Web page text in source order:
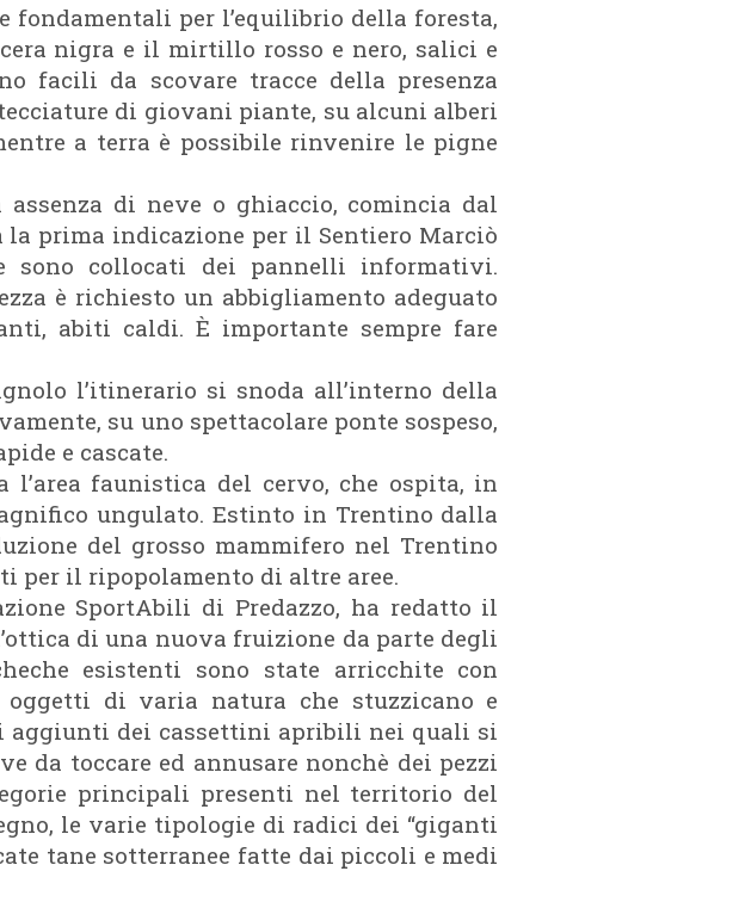
fondamentali per l’equilibrio della foresta,
nigra e il mirtillo rosso e nero, salici e
facili da scovare tracce della presenza
di giovani piante, su alcuni alberi
a terra è possibile rinvenire le pigne
di neve o ghiaccio, comincia dal
prima indicazione per il Sentiero Marciò
collocati dei pannelli informativi.
è richiesto un abbigliamento adeguato
abiti caldi. È importante sempre fare
l’itinerario si snoda all’interno della
su uno spettacolare ponte sospeso,
e cascate.
faunistica del cervo, che ospita, in
ungulato. Estinto in Trentino dalla
del grosso mammifero nel Trentino
per il ripopolamento di altre aree.
SportAbili di Predazzo, ha redatto il
di una nuova fruizione da parte degli
esistenti sono state arricchite con
di varia natura che stuzzicano e
aggiunti dei cassettini apribili nei quali si
toccare ed annusare nonchè dei pezzi
principali presenti nel territorio del
le varie tipologie di radici dei “giganti
tane sotterranee fatte dai piccoli e medi